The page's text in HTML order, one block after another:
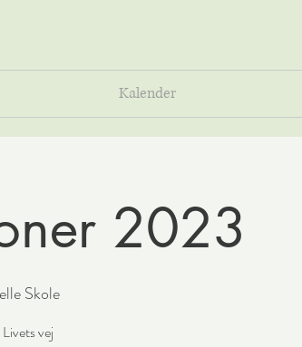
Kalender
2023
Skole
vej